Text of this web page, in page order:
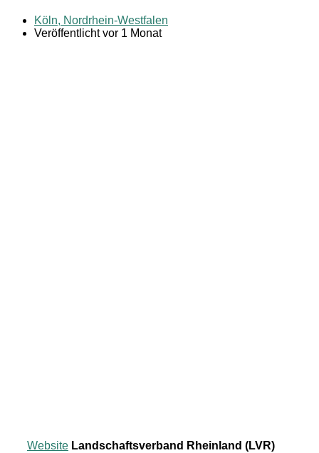
Köln, Nordrhein-Westfalen
Veröffentlicht vor 1 Monat
Website Landschaftsverband Rheinland (LVR)